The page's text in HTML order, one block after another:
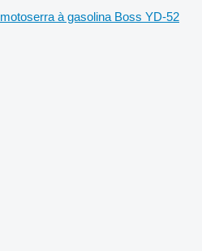
motoserra à gasolina Boss YD-52